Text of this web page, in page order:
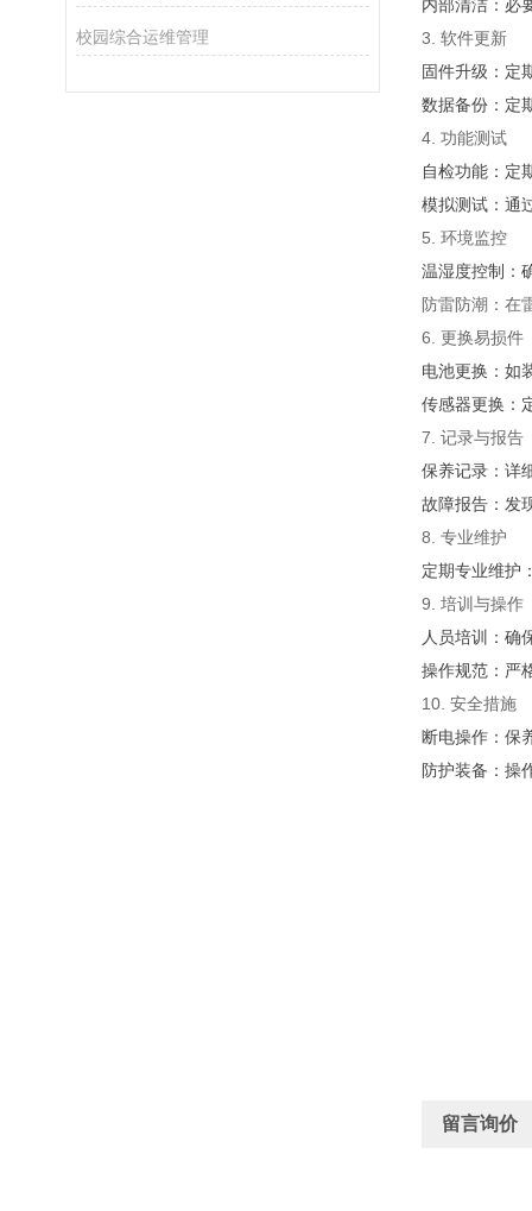
校园综合运维管理
内部清洁：必
3. 软件更新
固件升级：定
数据备份：定
4. 功能测试
自检功能：定
模拟测试：通
5. 环境监控
温湿度控制：
防雷防潮：在
6. 更换易损件
电池更换：如
传感器更换：
7. 记录与报告
保养记录：详
故障报告：发
8. 专业维护
定期专业维护
9. 培训与操作
人员培训：确
操作规范：严
10. 安全措施
断电操作：保
防护装备：操
留言询价